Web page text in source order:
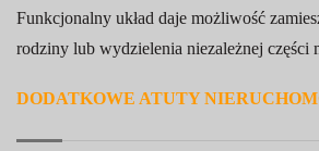
Funkcjonalny układ daje możliwość
rodziny lub wydzielenia niezależnej części
DODATKOWE ATUTY